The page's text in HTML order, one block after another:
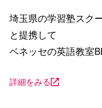
埼玉県の学習塾スク
と提携して
ベネッセの英語教室
詳細をみる